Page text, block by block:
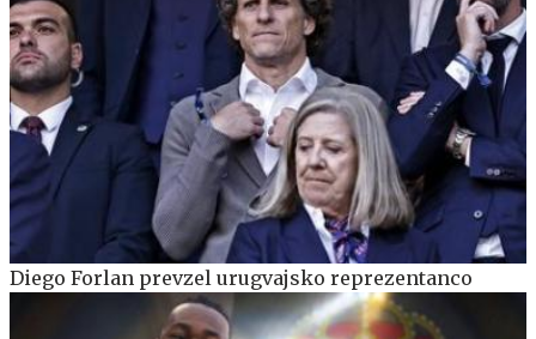
Diego Forlan prevzel urugvajsko reprezentanco